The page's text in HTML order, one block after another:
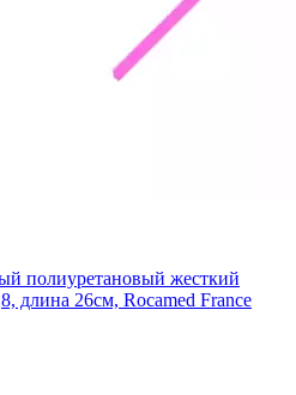
полиуретановый жесткий
длина 26см, Rocamed France